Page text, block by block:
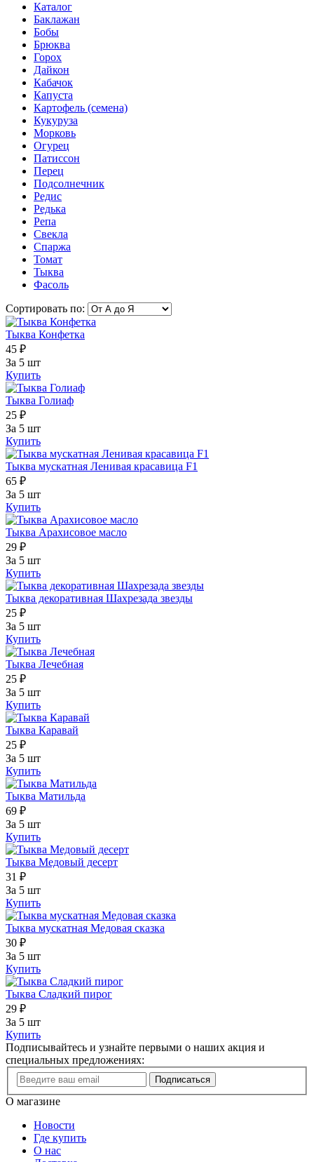
Каталог
Баклажан
Бобы
Брюква
Горох
Дайкон
Кабачок
Капуста
Картофель (семена)
Кукуруза
Морковь
Огурец
Патиссон
Перец
Подсолнечник
Редис
Редька
Репа
Свекла
Спаржа
Томат
Тыква
Фасоль
Сортировать по:
Тыква Конфетка
45 ₽
За 5 шт
Купить
Тыква Голиаф
25 ₽
За 5 шт
Купить
Тыква мускатная Ленивая красавица F1
65 ₽
За 5 шт
Купить
Тыква Арахисовое масло
29 ₽
За 5 шт
Купить
Тыква декоративная Шахрезада звезды
25 ₽
За 5 шт
Купить
Тыква Лечебная
25 ₽
За 5 шт
Купить
Тыква Каравай
25 ₽
За 5 шт
Купить
Тыква Матильда
69 ₽
За 5 шт
Купить
Тыква Медовый десерт
31 ₽
За 5 шт
Купить
Тыква мускатная Медовая сказка
30 ₽
За 5 шт
Купить
Тыква Сладкий пирог
29 ₽
За 5 шт
Купить
Подписывайтесь и узнайте первыми о наших акция и
специальных предложениях:
Подписаться
О магазине
Новости
Где купить
О нас